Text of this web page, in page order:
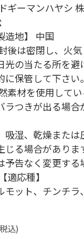
ギーマンハヤシ
造地】 中国
後は密閉し、火
光の当たる所を避
保管して下さい。
素材を使用して
ラつきが出る場
吸湿、乾燥また
る場合がありま
予告なく変更する
適応種】
モット、チンチ
込)